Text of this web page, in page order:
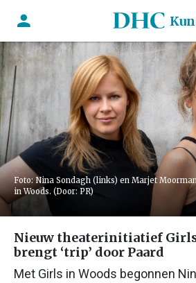
Foto: Nina Sondagh (links) en Marjet
in Woods. (Door: PR)
Nieuw theaterinitiatief
brengt ‘trip’ door Paard
Met Girls in Woods begonnen